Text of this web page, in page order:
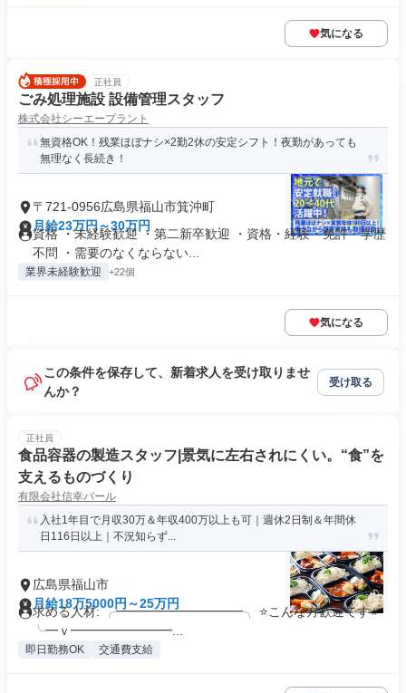
気になる
正社員
ごみ処理施設 設備管理スタッフ
株式会社シーエープラント
無資格OK！残業ほぼナシ×2勤2休の安定シフト！夜勤があっても
無理なく長続き！
〒721-0956広島県福山市箕沖町
月給23万円～30万円
資格 ・未経験歓迎 ・第二新卒歓迎 ・資格・経験・免許・学歴
不問 ・需要のなくならない...
業界未経験歓迎 +22個
気になる
この条件を保存して、新着求人を受け取りませ
んか？
受け取る
正社員
食品容器の製造スタッフ|景気に左右されにくい。“食”を
支えるものづくり
有限会社信幸パール
入社1年目で月収30万＆年収400万以上も可｜週休2日制＆年間休
日116日以上｜不況知らず...
広島県福山市
月給18万5000円～25万円
求める人材: ╭━━━━━━━━━━╮ ⭐こんな方歓迎です⭐
╰━ｖ━━━━━━━━...
即日勤務OK 交通費支給